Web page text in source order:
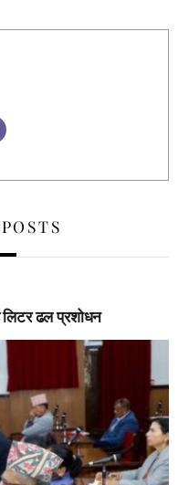
लिटर ढल प्रशोधन